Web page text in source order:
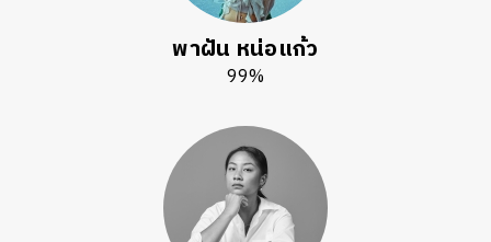
พาฝัน หน่อแก้ว
99%
TWEET